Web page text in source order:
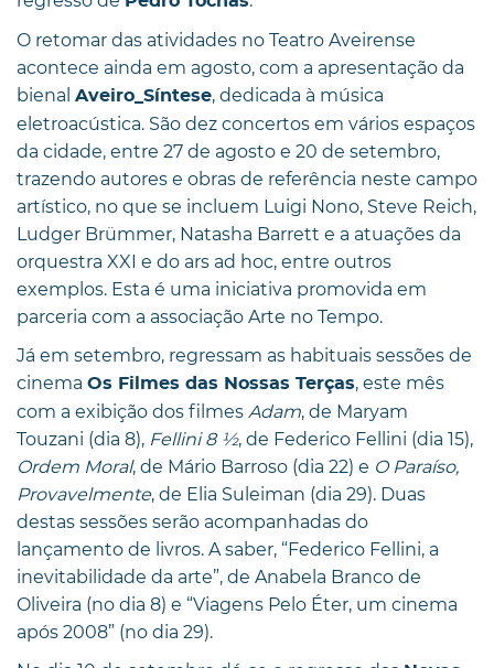
O retomar das atividades no Teatro Aveirense
acontece ainda em agosto, com a apresentação da
bienal Aveiro_Síntese, dedicada à música
eletroacústica. São dez concertos em vários espaços
da cidade, entre 27 de agosto e 20 de setembro,
trazendo autores e obras de referência neste campo
artístico, no que se incluem Luigi Nono, Steve Reich,
Ludger Brümmer, Natasha Barrett e a atuações da
orquestra XXI e do ars ad hoc, entre outros
exemplos. Esta é uma iniciativa promovida em
parceria com a associação Arte no Tempo.
Já em setembro, regressam as habituais sessões de
cinema Os Filmes das Nossas Terças, este mês
com a exibição dos filmes Adam, de Maryam
Touzani (dia 8), Fellini 8 ½, de Federico Fellini (dia 15),
Ordem Moral, de Mário Barroso (dia 22) e O Paraíso,
Provavelmente, de Elia Suleiman (dia 29). Duas
destas sessões serão acompanhadas do
lançamento de livros. A saber, “Federico Fellini, a
inevitabilidade da arte”, de Anabela Branco de
Oliveira (no dia 8) e “Viagens Pelo Éter, um cinema
após 2008” (no dia 29).